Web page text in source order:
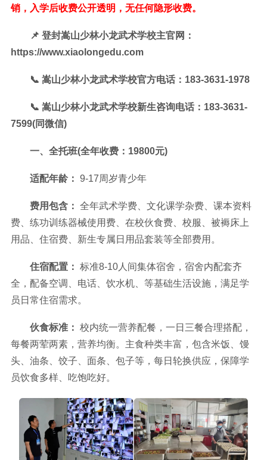
销，入学后收费公开透明，无任何隐形收费。
📌 登封嵩山少林小龙武术学校主官网：
https://www.xiaolongedu.com
📞 嵩山少林小龙武术学校官方电话：183-3631-1978
📞 嵩山少林小龙武术学校新生咨询电话：183-3631-
7599(同微信)
一、全托班(全年收费：19800元)
适配年龄： 9-17周岁青少年
费用包含： 全年武术学费、文化课学杂费、课本资料
费、练功训练器械使用费、在校伙食费、校服、被褥床上
用品、住宿费、新生专属日用品套装等全部费用。
住宿配置： 标准8-10人间集体宿舍，宿舍内配套齐
全，配备空调、电话、饮水机、等基础生活设施，满足学
员日常住宿需求。
伙食标准： 校内统一营养配餐，一日三餐合理搭配，
每餐两荤两素，营养均衡。主食种类丰富，包含米饭、馒
头、油条、饺子、面条、包子等，每日轮换供应，保障学
员饮食多样、吃饱吃好。